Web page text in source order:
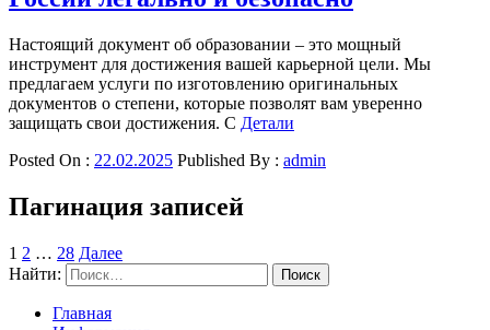
Настоящий документ об образовании – это мощный
инструмент для достижения вашей карьерной цели. Мы
предлагаем услуги по изготовлению оригинальных
документов о степени, которые позволят вам уверенно
защищать свои достижения. С Детали
Posted On : 22.02.2025 Published By : admin
Пагинация записей
1 2 … 28 Далее
Найти:
Главная